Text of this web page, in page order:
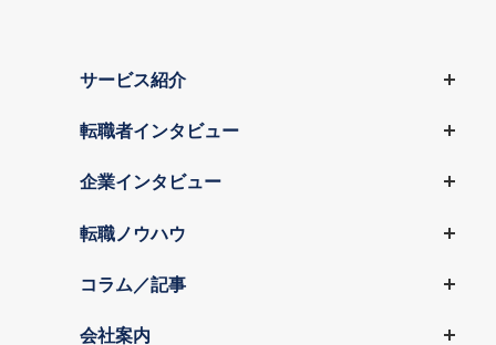
サービス紹介
転職者インタビュー
企業インタビュー
転職ノウハウ
コラム／記事
会社案内